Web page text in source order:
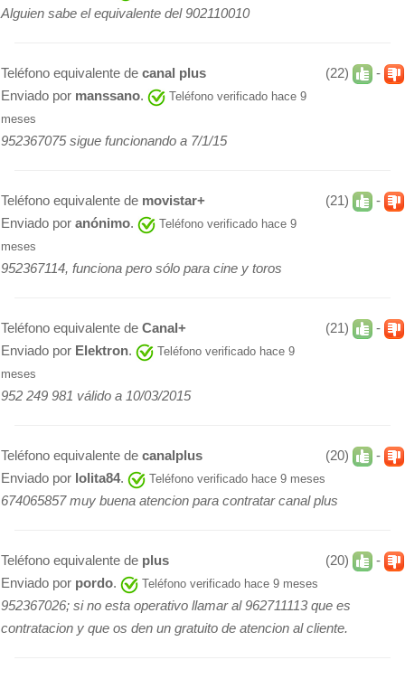
Alguien sabe el equivalente del 902110010
(22) -
Teléfono equivalente de canal plus
Enviado por manssano.
Teléfono verificado hace 9
meses
952367075 sigue funcionando a 7/1/15
(21) -
Teléfono equivalente de movistar+
Enviado por anónimo.
Teléfono verificado hace 9
meses
952367114, funciona pero sólo para cine y toros
(21) -
Teléfono equivalente de Canal+
Enviado por Elektron.
Teléfono verificado hace 9
meses
952 249 981 válido a 10/03/2015
(20) -
Teléfono equivalente de canalplus
Enviado por lolita84. Teléfono verificado hace 9 meses
674065857 muy buena atencion para contratar canal plus
(20) -
Teléfono equivalente de plus
Enviado por pordo. Teléfono verificado hace 9 meses
952367026; si no esta operativo llamar al 962711113 que es
contratacion y que os den un gratuito de atencion al cliente.